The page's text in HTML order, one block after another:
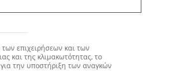
των επιχειρήσεων και των
και της κλιμακωτότητας, το
την υποστήριξη των αναγκών